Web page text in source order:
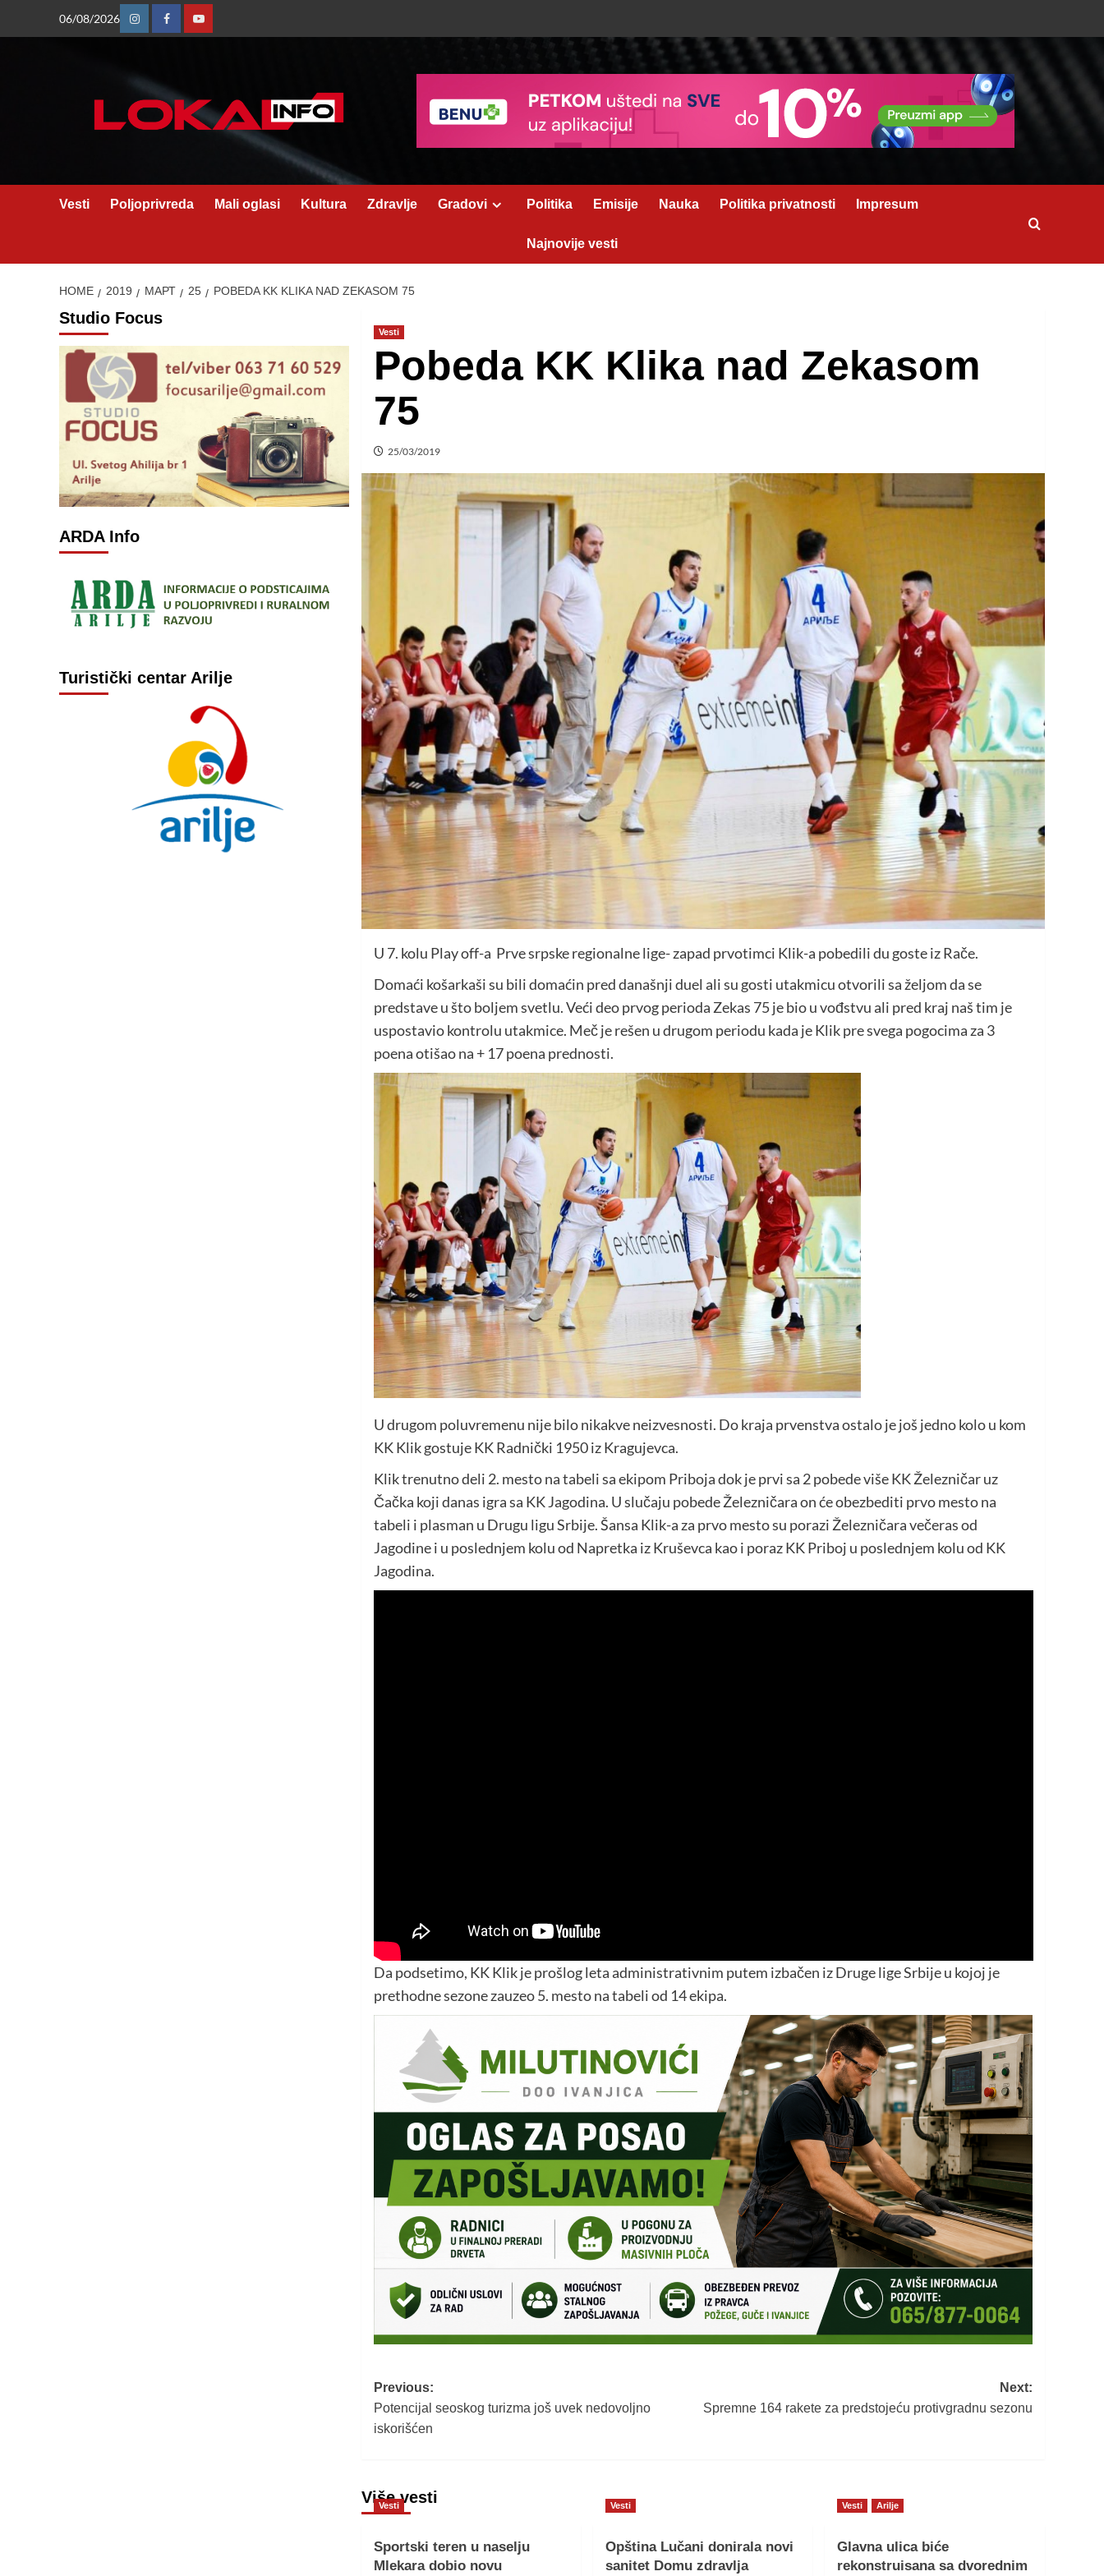
06/08/2026
InstagramFacebookYoutube
Vesti Poljoprivreda Mali oglasi Kultura Zdravlje Gradovi Politika Emisije Nauka Politika privatnosti Impresum
Najnovije vesti
HOME 2019 МАРТ 25 POBEDA KK KLIKA NAD ZEKASOM 75
Vesti
Pobeda KK Klika nad Zekasom
75
25/03/2019
U 7. kolu Play off-a Prve srpske regionalne lige- zapad prvotimci Klik-a pobedili du goste iz Rače.
Domaći košarkaši su bili domaćin pred današnji duel ali su gosti utakmicu otvorili sa željom da se
predstave u što boljem svetlu. Veći deo prvog perioda Zekas 75 je bio u vođstvu ali pred kraj naš tim je
uspostavio kontrolu utakmice. Meč je rešen u drugom periodu kada je Klik pre svega pogocima za 3
poena otišao na + 17 poena prednosti.
U drugom poluvremenu nije bilo nikakve neizvesnosti. Do kraja prvenstva ostalo je još jedno kolo u kom
KK Klik gostuje KK Radnički 1950 iz Kragujevca.
Klik trenutno deli 2. mesto na tabeli sa ekipom Priboja dok je prvi sa 2 pobede više KK Železničar uz
Čačka koji danas igra sa KK Jagodina. U slučaju pobede Železničara on će obezbediti prvo mesto na
tabeli i plasman u Drugu ligu Srbije. Šansa Klik-a za prvo mesto su porazi Železničara večeras od
Jagodine i u poslednjem kolu od Napretka iz Kruševca kao i poraz KK Priboj u poslednjem kolu od KK
Jagodina.
Da podsetimo, KK Klik je prošlog leta administrativnim putem izbačen iz Druge lige Srbije u kojoj je
prethodne sezone zauzeo 5. mesto na tabeli od 14 ekipa.
Post
navigation
Previous:
Potencijal seoskog turizma još uvek nedovoljno
iskorišćen
Next:
Spremne 164 rakete za predstojeću protivgradnu sezonu
Više vesti
Vesti
Sportski teren u naselju
Mlekara dobio novu
Vesti
Opština Lučani donirala novi
sanitet Domu zdravlja
Vesti Arilje
Glavna ulica biće
rekonstruisana sa dvorednim
Studio Focus
ARDA Info
Turistički centar Arilje